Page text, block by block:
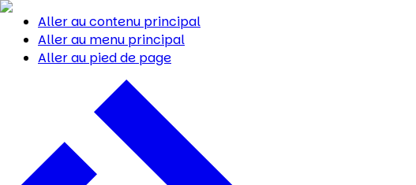
Aller au contenu principal
Aller au menu principal
Aller au pied de page